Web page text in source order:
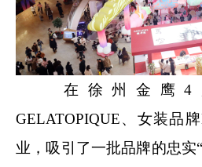
在徐州金鹰4
GELATOPIQUE、女装品
业，吸引了一批品牌的忠实